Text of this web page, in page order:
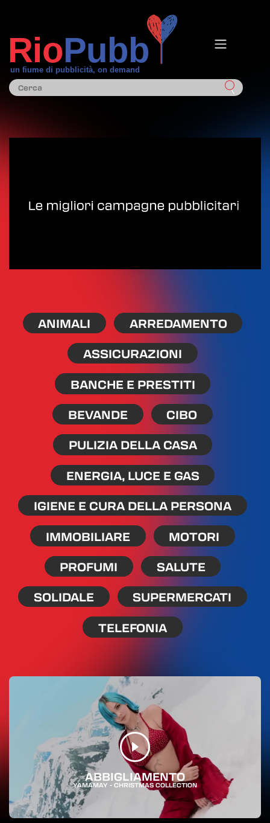
ANIMALI
ARREDAMENTO
ASSICURAZIONI
BANCHE E PRESTITI
BEVANDE
CIBO
PULIZIA DELLA CASA
ENERGIA, LUCE E GAS
IGIENE E CURA DELLA PERSONA
IMMOBILIARE
MOTORI
PROFUMI
SALUTE
SOLIDALE
SUPERMERCATI
TELEFONIA
ABBIGLIAMENTO
YAMAMAY - CHRISTMAS COLLECTION